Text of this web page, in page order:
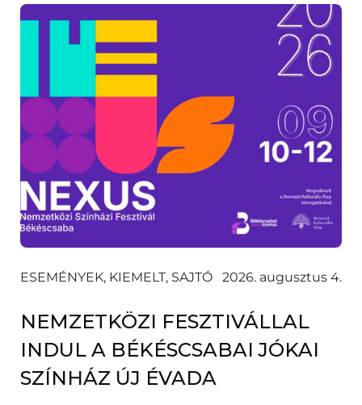
ESEMÉNYEK, KIEMELT, SAJTÓ 2026. augusztus 4.
NEMZETKÖZI FESZTIVÁLLAL
INDUL A BÉKÉSCSABAI JÓKAI
SZÍNHÁZ ÚJ ÉVADA